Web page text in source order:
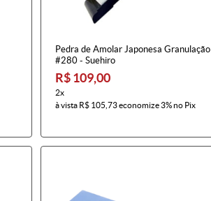
Pedra de Amolar Japonesa Granulação
#280 - Suehiro
R$ 109,00
2x
à vista R$ 105,73economize3%no Pix